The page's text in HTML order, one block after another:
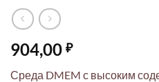
904,00 ₽
Среда DMEM с высоким